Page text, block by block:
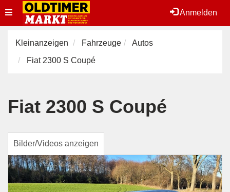
Anmelden
Toggle
navigation
Kleinanzeigen Fahrzeuge
Autos
Fiat 2300 S Coupé
Fiat 2300 S Coupé
Bilder/Videos anzeigen